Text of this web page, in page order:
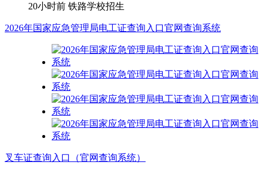
20小时前 铁路学校招生
2026年国家应急管理局电工证查询入口官网查询系统
叉车证查询入口（官网查询系统）